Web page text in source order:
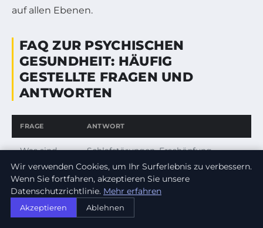
auf allen Ebenen.
FAQ ZUR PSYCHISCHEN
GESUNDHEIT: HÄUFIG
GESTELLTE FRAGEN UND
ANTWORTEN
FRAGE ANTWORT
Was sind
erste
Anzeichen
schlechter
mentaler
Schlafstörungen, Erschöpfung,
Reizbarkeit, sozialer Rückzug und
Verlust von Lebensfreude können
erste Hinweise sein.
Wir verwenden Cookies, um Ihr Surferlebnis zu verbessern.
Wenn Sie fortfahren, akzeptieren Sie unsere
Datenschutzrichtlinie. Mehr erfahren
Akzeptieren Ablehnen